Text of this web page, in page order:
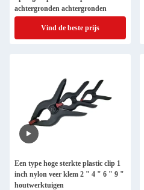
achtergronden achtergronden
Vind de beste prijs
Een type hoge sterkte plastic clip 1
inch nylon veer klem 2 " 4 " 6 " 9 "
houtwerktuigen